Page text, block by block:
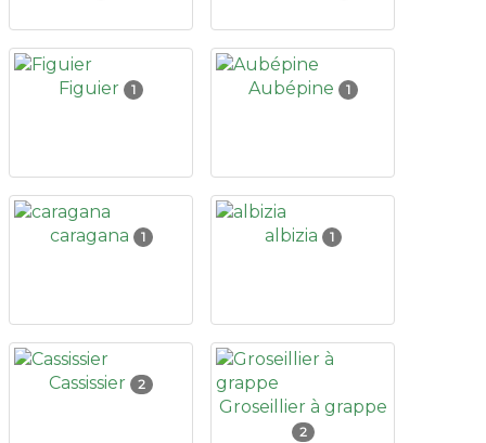
Figuier 1 Aubépine 1
caragana 1 albizia 1
Cassissier 2
Groseillier à grappe
2